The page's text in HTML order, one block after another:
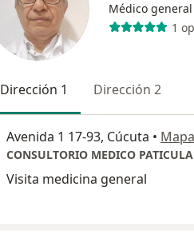
Médico general
1
Dirección 1 Dirección 2
Avenida 1 17-93, Cúcuta • Mapa
Visita medicina general